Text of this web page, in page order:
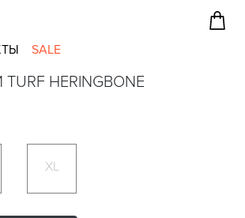
SALE
HERINGBONE
XL